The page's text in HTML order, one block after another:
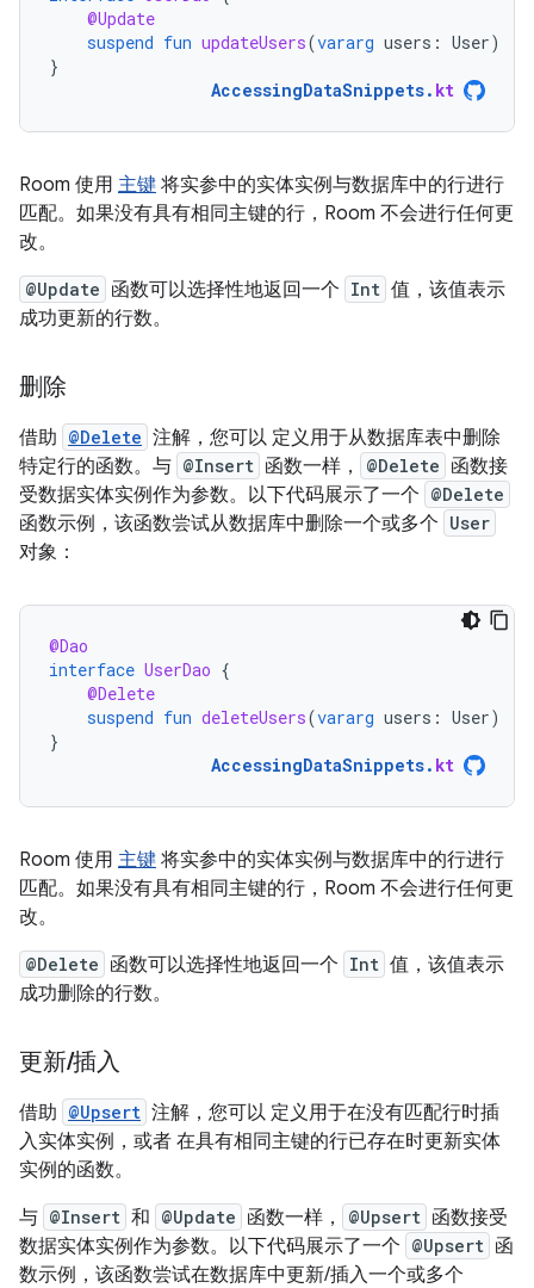
@Update
suspend fun updateUsers(vararg users : User)
}
AccessingDataSnippets. kt
Room 使用 主键 将实参中的实体实例与数据库中的行进行
匹配。如果没有具有相同主键的行，Room 不会进行任何更
改。
@Update 函数可以选择性地返回一个 Int 值，该值表示
成功更新的行数。
删除
借助 @Delete 注解，您可以 定义用于从数据库表中删除
特定行的函数。与 @Insert 函数一样， @Delete 函数接
受数据实体实例作为参数。以下代码展示了一个 @Delete
函数示例，该函数尝试从数据库中删除一个或多个 User
对象：
@Dao
interface UserDao {
@Delete
suspend fun deleteUsers(vararg users : User)
}
AccessingDataSnippets. kt
Room 使用 主键 将实参中的实体实例与数据库中的行进行
匹配。如果没有具有相同主键的行，Room 不会进行任何更
改。
@Delete 函数可以选择性地返回一个 Int 值，该值表示
成功删除的行数。
更新/插入
借助 @Upsert 注解，您可以 定义用于在没有匹配行时插
入实体实例，或者 在具有相同主键的行已存在时更新实体
实例的函数。
与 @Insert 和 @Update 函数一样， @Upsert 函数接受
数据实体实例作为参数。以下代码展示了一个 @Upsert 函
数示例，该函数尝试在数据库中更新/插入一个或多个